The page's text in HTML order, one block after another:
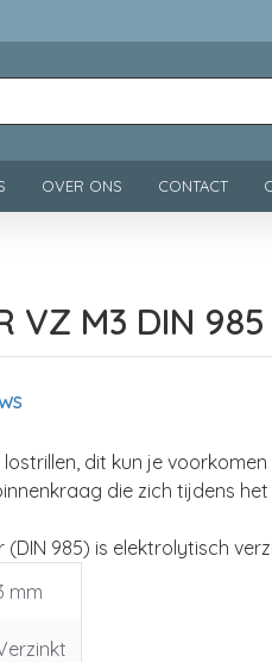
OVER ONS CONTACT
VZ M3 DIN 985
lostrillen, dit kun je
die zich tijdens
985) is elektrolytisch
mm